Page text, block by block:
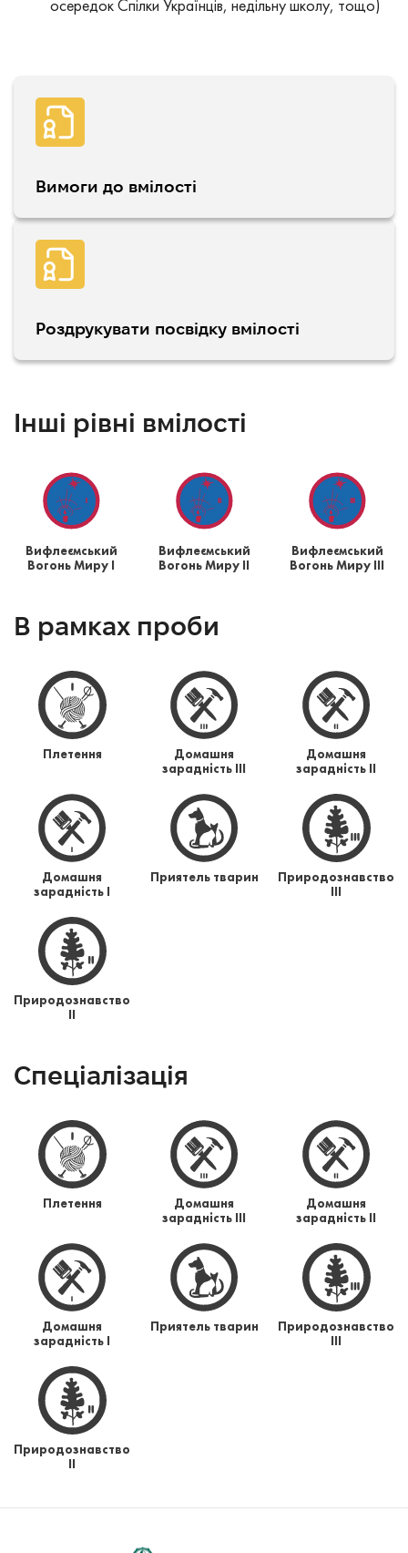
осередок Спілки Українців, недільну школу, тощо)
Вимоги до вмілості
Роздрукувати посвідку вмілості
Інші рівні вмілості
Вифлеємський
Вогонь Миру І
Вифлеємський
Вогонь Миру ІІ
Вифлеємський
Вогонь Миру ІІІ
В рамках проби
Плетення
Домашня
зарадність ІІІ
Домашня
зарадність ІІ
Домашня
зарадність І
Приятель тварин
Природознавство
ІІІ
Природознавство
ІІ
Спеціалізація
Плетення
Домашня
зарадність ІІІ
Домашня
зарадність ІІ
Домашня
зарадність І
Приятель тварин
Природознавство
ІІІ
Природознавство
ІІ